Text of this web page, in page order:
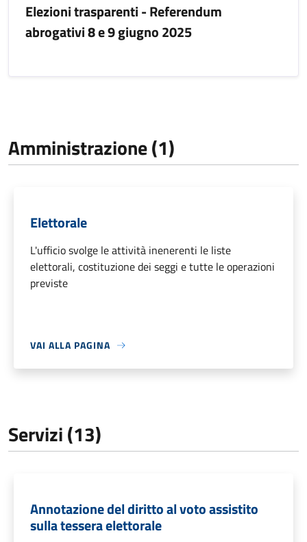
Elezioni trasparenti - Referendum
abrogativi 8 e 9 giugno 2025
Amministrazione (1)
Elettorale
L'ufficio svolge le attività inenerenti le liste
elettorali, costituzione dei seggi e tutte le operazioni
previste
VAI ALLA PAGINA
Servizi (13)
Annotazione del diritto al voto assistito
sulla tessera elettorale